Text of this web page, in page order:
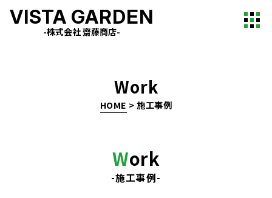
VISTA GARDEN
-株式会社 齋藤商店-
Work
HOME >施工事例
Work
-施工事例-